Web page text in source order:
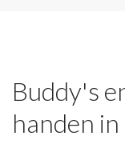
Buddy's
handen